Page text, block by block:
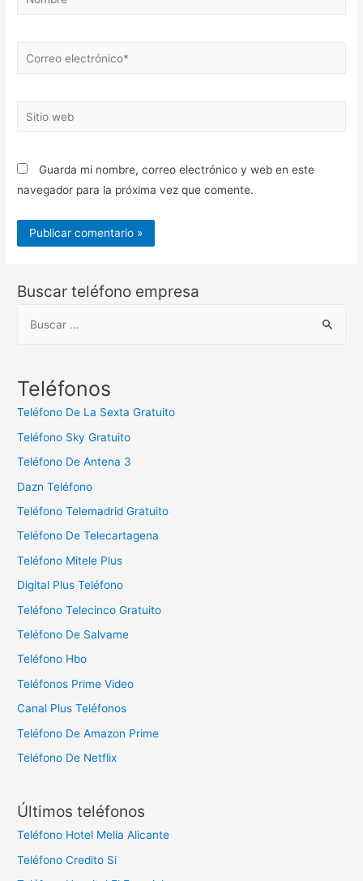
Correo
Sitio
Guarda mi nombre, correo electrónico y web en este
navegador para la próxima vez que comente.
Buscar teléfono empresa
c
:
Teléfonos
Teléfono De La Sexta Gratuito
Teléfono Sky Gratuito
Teléfono De Antena 3
Dazn Teléfono
Teléfono Telemadrid Gratuito
Teléfono De Telecartagena
Teléfono Mitele Plus
Digital Plus Teléfono
Teléfono Telecinco Gratuito
Teléfono De Salvame
Teléfono Hbo
Teléfonos Prime Video
Canal Plus Teléfonos
Teléfono De Amazon Prime
Teléfono De Netflix
Últimos teléfonos
Teléfono Hotel Melia Alicante
Teléfono Credito Si